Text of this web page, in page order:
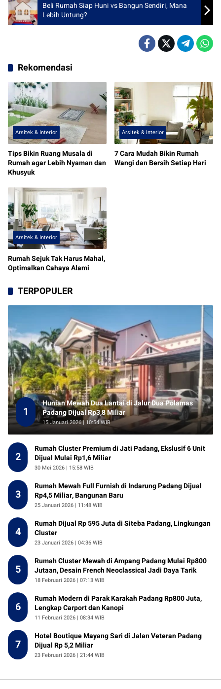
Beli Rumah Siap Huni vs Bangun Sendiri, Mana
Lebih Untung?
Rekomendasi
Arsitek & Interior
Tips Bikin Ruang Musala di
Rumah agar Lebih Nyaman dan
Khusyuk
Arsitek & Interior
7 Cara Mudah Bikin Rumah
Wangi dan Bersih Setiap Hari
Arsitek & Interior
Rumah Sejuk Tak Harus Mahal,
Optimalkan Cahaya Alami
TERPOPULER
1
Hunian Mewah Dua Lantai di Jalur Dua Polamas
Padang Dijual Rp3,8 Miliar
15 Januari 2026 | 10:54 WIB
2
Rumah Cluster Premium di Jati Padang, Ekslusif 6 Unit
Dijual Mulai Rp1,6 Miliar
30 Mei 2026 | 15:58 WIB
3
Rumah Mewah Full Furnish di Indarung Padang Dijual
Rp4,5 Miliar, Bangunan Baru
25 Januari 2026 | 11:48 WIB
4
Rumah Dijual Rp 595 Juta di Siteba Padang, Lingkungan
Cluster
23 Januari 2026 | 04:36 WIB
5
Rumah Cluster Mewah di Ampang Padang Mulai Rp800
Jutaan, Desain French Neoclassical Jadi Daya Tarik
18 Februari 2026 | 07:13 WIB
6
Rumah Modern di Parak Karakah Padang Rp800 Juta,
Lengkap Carport dan Kanopi
11 Februari 2026 | 08:34 WIB
7
Hotel Boutique Mayang Sari di Jalan Veteran Padang
Dijual Rp 5,2 Miliar
23 Februari 2026 | 21:44 WIB